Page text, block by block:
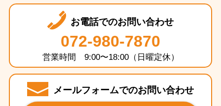
お電話でのお問い合わせ
072-980-7870
営業時間 9:00〜18:00（日曜定休）
メールフォームでのお問い合わせ